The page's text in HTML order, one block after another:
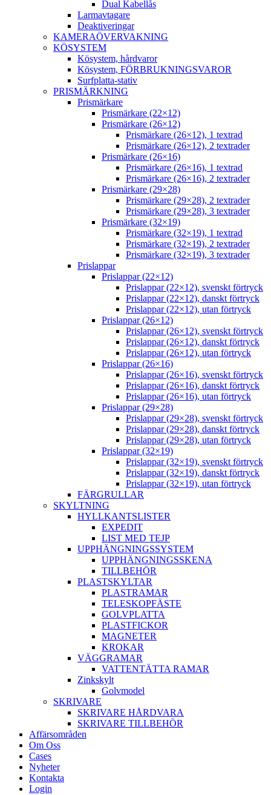
Dual Kabellås
Larmavtagare
Deaktiveringar
KAMERAÖVERVAKNING
KÖSYSTEM
Kösystem, hårdvaror
Kösystem, FÖRBRUKNINGSVAROR
Surfplatta-stativ
PRISMÄRKNING
Prismärkare
Prismärkare (22×12)
Prismärkare (26×12)
Prismärkare (26×12), 1 textrad
Prismärkare (26×12), 2 textrader
Prismärkare (26×16)
Prismärkare (26×16), 1 textrad
Prismärkare (26×16), 2 textrader
Prismärkare (29×28)
Prismärkare (29×28), 2 textrader
Prismärkare (29×28), 3 textrader
Prismärkare (32×19)
Prismärkare (32×19), 1 textrad
Prismärkare (32×19), 2 textrader
Prismärkare (32×19), 3 textrader
Prislappar
Prislappar (22×12)
Prislappar (22×12), svenskt förtryck
Prislappar (22×12), danskt förtryck
Prislappar (22×12), utan förtryck
Prislappar (26×12)
Prislappar (26×12), svenskt förtryck
Prislappar (26×12), danskt förtryck
Prislappar (26×12), utan förtryck
Prislappar (26×16)
Prislappar (26×16), svenskt förtryck
Prislappar (26×16), danskt förtryck
Prislappar (26×16), utan förtryck
Prislappar (29×28)
Prislappar (29×28), svenskt förtryck
Prislappar (29×28), danskt förtryck
Prislappar (29×28), utan förtryck
Prislappar (32×19)
Prislappar (32×19), svenskt förtryck
Prislappar (32×19), danskt förtryck
Prislappar (32×19), utan förtryck
FÄRGRULLAR
SKYLTNING
HYLLKANTSLISTER
EXPEDIT
LIST MED TEJP
UPPHÄNGNINGSSYSTEM
UPPHÄNGNINGSSKENA
TILLBEHÖR
PLASTSKYLTAR
PLASTRAMAR
TELESKOPFÄSTE
GOLVPLATTA
PLASTFICKOR
MAGNETER
KROKAR
VÄGGRAMAR
VATTENTÄTTA RAMAR
Zinkskylt
Golvmodel
SKRIVARE
SKRIVARE HÅRDVARA
SKRIVARE TILLBEHÖR
Affärsområden
Om Oss
Cases
Nyheter
Kontakta
Login